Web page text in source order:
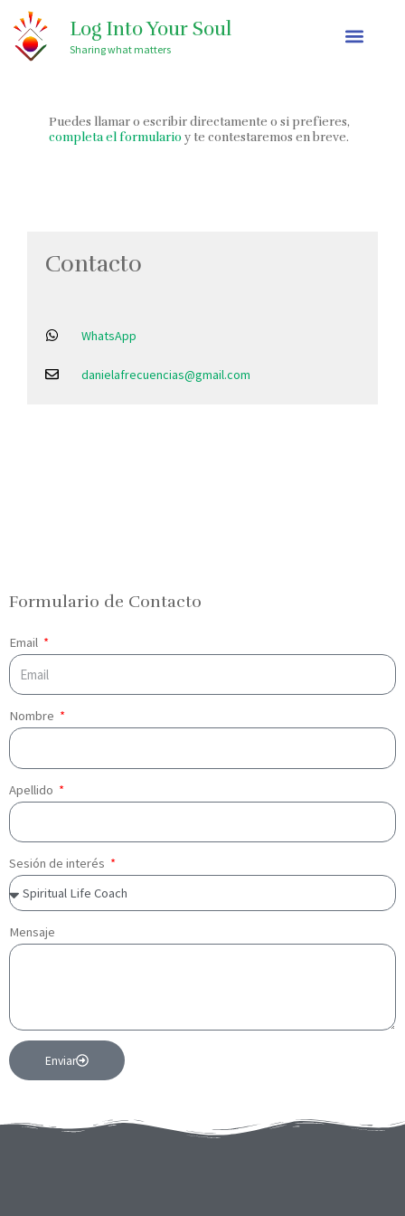
contenido
Log Into Your Soul
Sharing what matters
Puedes llamar o escribir directamente o si prefieres,
completa el formularioy te contestaremos en breve.
Contacto
WhatsApp
danielafrecuencias@gmail.com
Formulario de Contacto
Email
Nombre
Apellido
Sesión de interés
Mensaje
Enviar